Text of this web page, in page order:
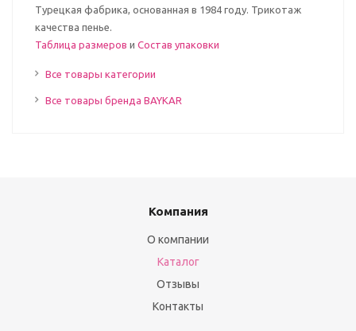
Турецкая фабрика, основанная в 1984 году. Трикотаж
качества пенье.
Таблица размеров и Состав упаковки
Все товары категории
Все товары бренда BAYKAR
Компания
О компании
Каталог
Отзывы
Контакты